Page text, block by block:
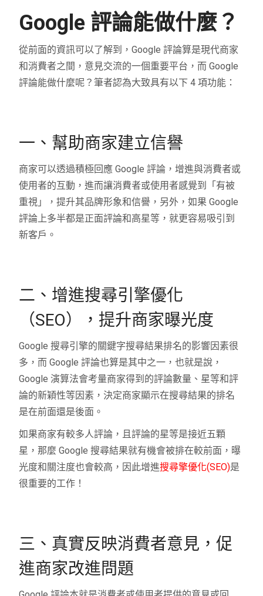
Google 評論能做什麼？
從前面的資訊可以了解到，Google 評論算是現代商家
和消費者之間，意見交流的一個重要平台，而 Google
評論能做什麼呢？筆者認為大致具有以下 4 項功能：
一、幫助商家建立信譽
商家可以透過積極回應 Google 評論，增進與消費者或
使用者的互動，進而讓消費者或使用者感覺到「有被
重視」，提升其品牌形象和信譽，另外，如果 Google
評論上多半都是正面評論和高星等，就更容易吸引到
新客戶。
二、增進搜尋引擎優化
（SEO），提升商家曝光度
Google 搜尋引擎的關鍵字搜尋結果排名的影響因素很
多，而 Google 評論也算是其中之一，也就是說，
Google 演算法會考量商家得到的評論數量、星等和評
論的新穎性等因素，決定商家顯示在搜尋結果的排名
是在前面還是後面。
如果商家有較多人評論，且評論的星等是接近五顆
星，那麼 Google 搜尋結果就有機會被排在較前面，曝
光度和關注度也會較高，因此增進搜尋擎優化(SEO)是
很重要的工作！
三、真實反映消費者意見，促
進商家改進問題